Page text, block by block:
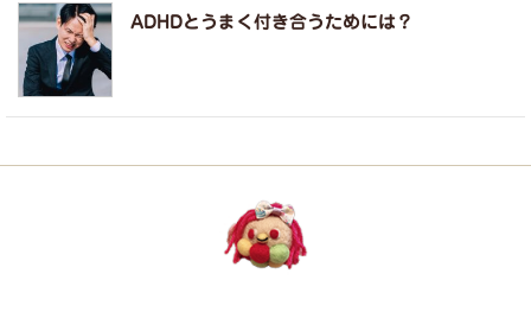
ADHDとうまく付き合うためには？